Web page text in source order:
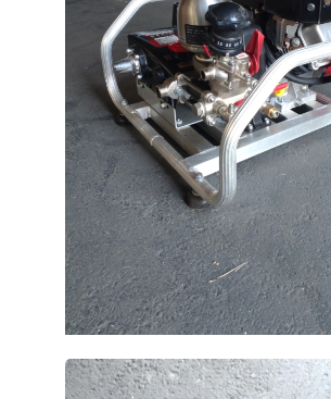
営農センター
農機センター
中古農機具情報
生産履歴WEBシステム
くらし
不動産